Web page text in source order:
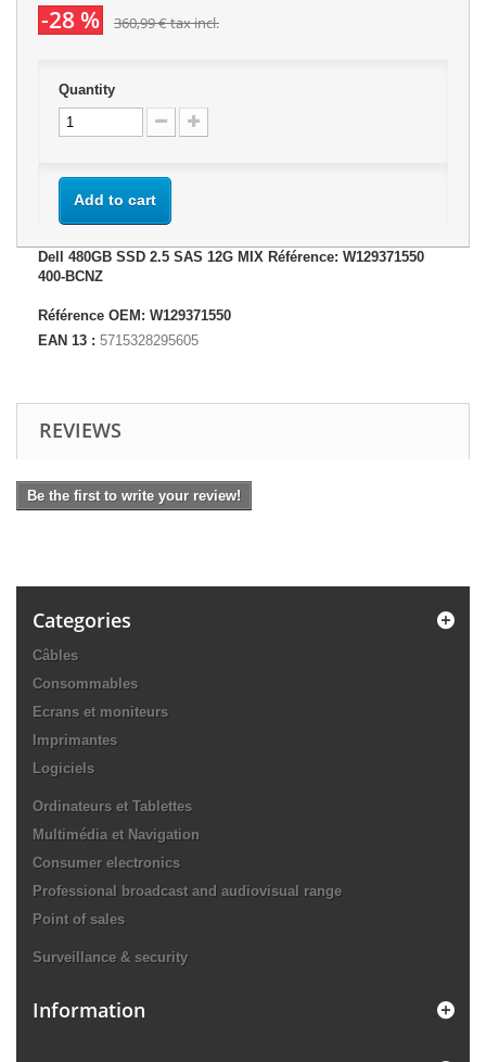
-28 % 360,99 €tax incl.
Quantity
Add to cart
Dell 480GB SSD 2.5 SAS 12G MIX Référence: W129371550
400-BCNZ
Référence OEM: W129371550
EAN 13 : 5715328295605
REVIEWS
Be the first to write your review!
Categories
Câbles
Consommables
Ecrans et moniteurs
Imprimantes
Logiciels
Ordinateurs et Tablettes
Multimédia et Navigation
Consumer electronics
Professional broadcast and audiovisual range
Point of sales
Surveillance & security
Information